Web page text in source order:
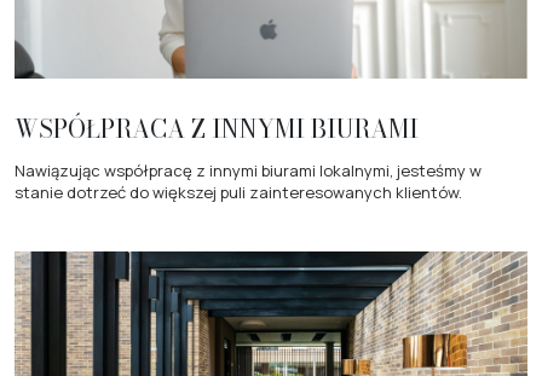
WSPÓŁPRACA Z INNYMI BIURAMI
Nawiązując współpracę z innymi biurami lokalnymi, jesteśmy w
stanie dotrzeć do większej puli zainteresowanych klientów.